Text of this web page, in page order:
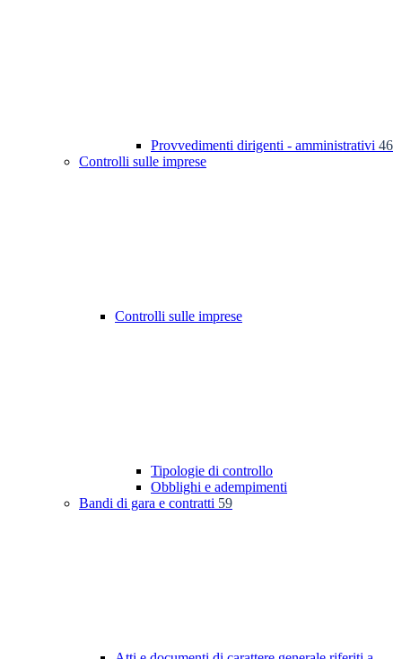
Provvedimenti dirigenti - amministrativi 46
Controlli sulle imprese
Controlli sulle imprese
Tipologie di controllo
Obblighi e adempimenti
Bandi di gara e contratti 59